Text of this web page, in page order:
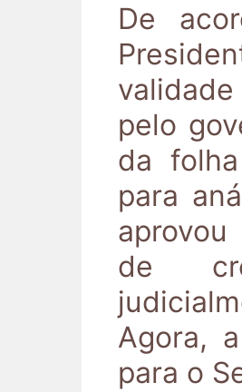
De
pelo
da
para
de
Agora,
para o